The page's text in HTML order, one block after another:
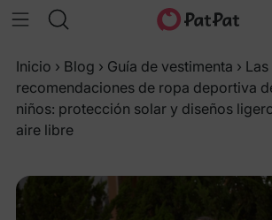
Inicio › Blog › Guía de vestimenta ›
recomendaciones de ropa deportiva
niños: protección solar y diseños
aire libre